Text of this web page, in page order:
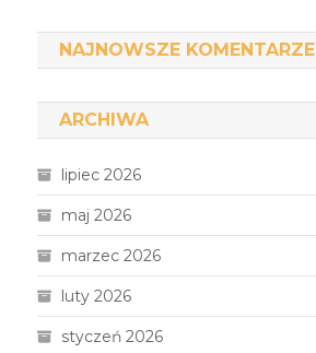
NAJNOWSZE KOMENTARZE
ARCHIWA
lipiec 2026
maj 2026
marzec 2026
luty 2026
styczeń 2026